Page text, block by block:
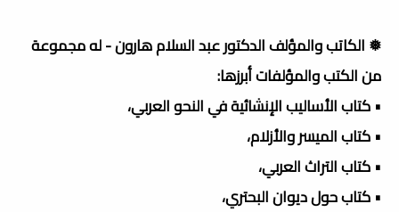
❅ الكاتب والمؤلف الدكتور عبد السلام هارون - له مجموعة
من الكتب والمؤلفات أبرزها:
• كتاب الأساليب الإنشائية في النحو العربي،
• كتاب الميسر والأزلام،
• كتاب التراث العربي،
• كتاب حول ديوان البحتري،